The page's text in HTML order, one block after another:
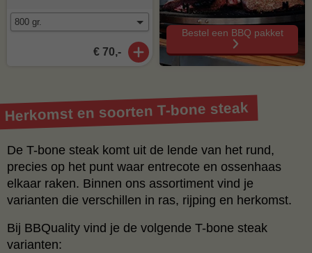
€ 70,-
Bestel een BBQ pakket
Herkomst en soorten T-bone steak
De T-bone steak komt uit de lende van het rund,
precies op het punt waar entrecote en ossenhaas
elkaar raken. Binnen ons assortiment vind je
varianten die verschillen in ras, rijping en herkomst.
Bij BBQuality vind je de volgende T-bone steak
varianten: